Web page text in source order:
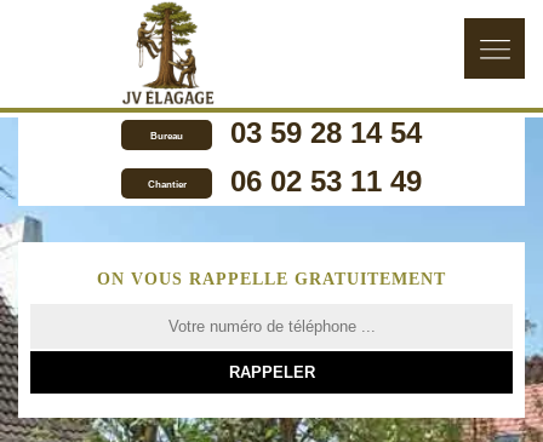
Bureau 03 59 28 14 54
Chantier 06 02 53 11 49
ON VOUS RAPPELLE GRATUITEMENT